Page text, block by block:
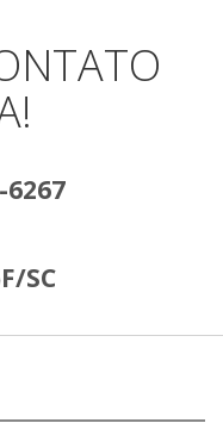
6267
SC